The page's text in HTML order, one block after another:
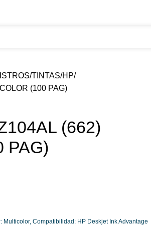
TINTAS HP
(100 PAG)
(662)
PAG)
Multicolor, Compatibilidad: HP Deskjet Ink Advantage